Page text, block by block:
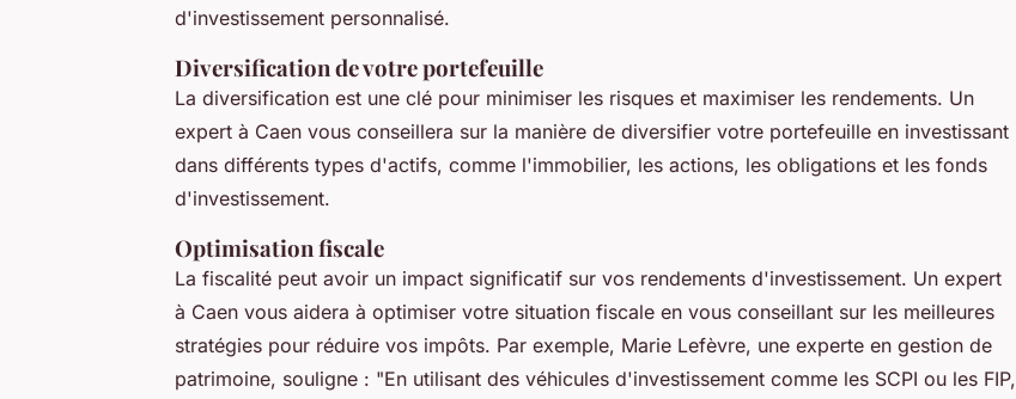
d'investissement personnalisé.
Diversification de votre portefeuille
La diversification est une clé pour minimiser les risques et maximiser les rendements. Un
expert à Caen vous conseillera sur la manière de diversifier votre portefeuille en investissant
dans différents types d'actifs, comme l'immobilier, les actions, les obligations et les fonds
d'investissement.
Optimisation fiscale
La fiscalité peut avoir un impact significatif sur vos rendements d'investissement. Un expert
à Caen vous aidera à optimiser votre situation fiscale en vous conseillant sur les meilleures
stratégies pour réduire vos impôts. Par exemple, Marie Lefèvre, une experte en gestion de
patrimoine, souligne : "En utilisant des véhicules d'investissement comme les SCPI ou les FIP,